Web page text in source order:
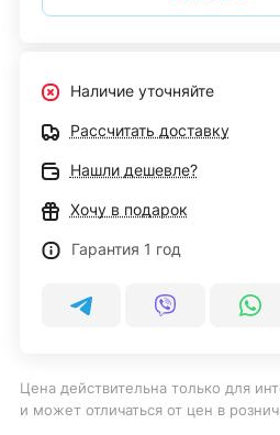
Наличие уточняйте
Рассчитать доставку
Нашли дешевле?
Хочу в подарок
Гарантия 1 год
Цена действительна только для
и может отличаться от цен в